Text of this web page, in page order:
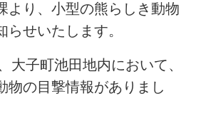
より、小型の熊らしき動物
せいたします。
大子町池田地内において、
物の目撃情報がありまし